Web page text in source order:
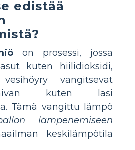
edistää
on prosessi, jossa
kuten hiilidioksidi,
vangitsevat
kuten lasi
Tämä vangittu lämpö
lämpenemiseen
keskilämpötila